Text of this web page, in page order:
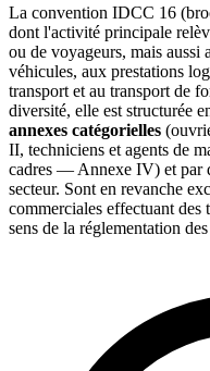
La convention IDCC 16
dont l'activité principale
ou de voyageurs, mais aussi
véhicules, aux prestations
transport et au transport de
diversité, elle est structurée
annexes catégorielles
II, techniciens et agents de
cadres — Annexe IV) et par
secteur. Sont en revanche
commerciales effectuant des
sens de la réglementation